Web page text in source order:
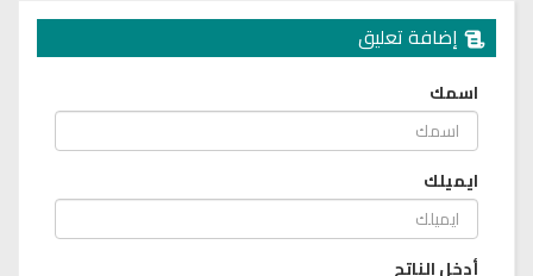
إضافة تعليق
اسمك
ايميلك
أدخل الناتج